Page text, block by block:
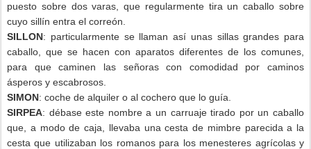
puesto sobre dos varas, que regularmente tira un caballo sobre
cuyo sillín entra el correón.
SILLON: particularmente se llaman así unas sillas grandes para
caballo, que se hacen con aparatos diferentes de los comunes,
para que caminen las señoras con comodidad por caminos
ásperos y escabrosos.
SIMON: coche de alquiler o al cochero que lo guía.
SIRPEA: débase este nombre a un carruaje tirado por un caballo
que, a modo de caja, llevaba una cesta de mimbre parecida a la
cesta que utilizaban los romanos para los menesteres agrícolas y